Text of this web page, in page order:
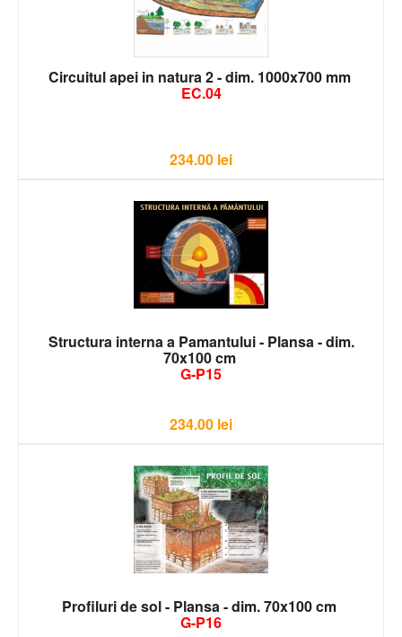
Circuitul apei in natura 2 - dim. 1000x700 mm
EC.04
234.00 lei
Structura interna a Pamantului - Plansa - dim.
70x100 cm
G-P15
234.00 lei
Profiluri de sol - Plansa - dim. 70x100 cm
G-P16